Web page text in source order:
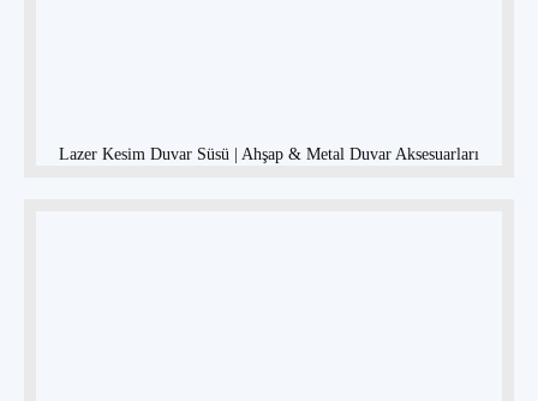
Lazer Kesim Duvar Süsü | Ahşap & Metal Duvar Aksesuarları